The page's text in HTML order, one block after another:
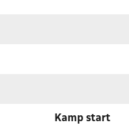
Kamp start